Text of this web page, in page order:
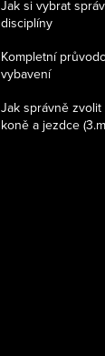
Jak si vybrat
disciplíny
Kompletní
vybavení
Jak správně
koně a jezdce